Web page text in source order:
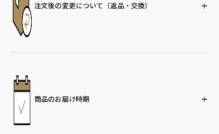
注文後の変更について （返品・交換）
商品のお届け時期